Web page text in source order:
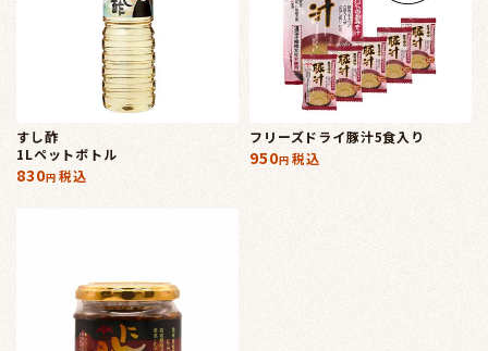
すし酢
1Lペットボトル
830 税込
フリーズドライ豚汁5食入り
950 税込